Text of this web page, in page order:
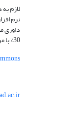
لازم
نرم
داوری
30% با مراجع موجود قبلی، مقاله رد خواهد شد.